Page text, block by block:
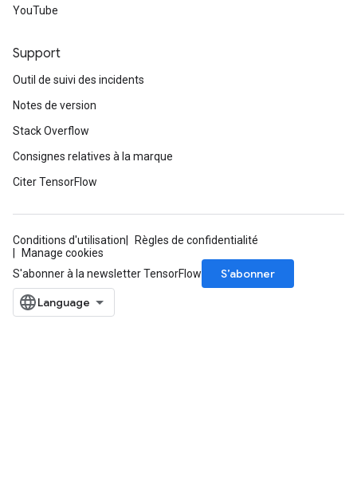
YouTube
Support
Outil de suivi des incidents
Notes de version
Stack Overflow
Consignes relatives à la marque
Citer TensorFlow
Conditions d'utilisation
Règles de confidentialité
Manage cookies
S'abonner à la newsletter TensorFlow
S’abonner